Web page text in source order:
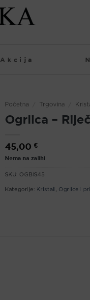
Akcija
Početna Trgovina
Ogrlica –
45,00 €
Nema na zalihi
SKU: OGBIS45
Kategorije: Kristali Ogrlice i